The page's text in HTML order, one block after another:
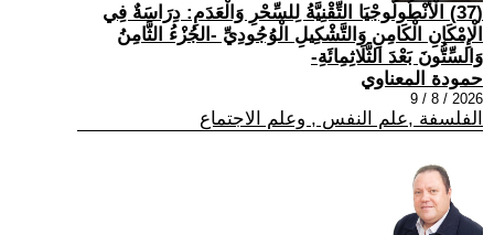
(37) الْأَنْطُولُوجْيَا التِّقْنِيَّةُ لِلسِّحْرِ وَالْعَدَمِ: دِرَاسَةٌ فِي
الْإِمْكَانِ الْكَامِنِ وَالتَّشْكِيلِ الْوُجُودِيِّ -الجُزْءُ الثَّامِنُ
وَالسِّتُّونَ بَعْدَ الثَّلَاثِمِائَةِ-
حمودة المعناوي
2026 / 8 / 9
الفلسفة ,علم النفس , وعلم الاجتماع